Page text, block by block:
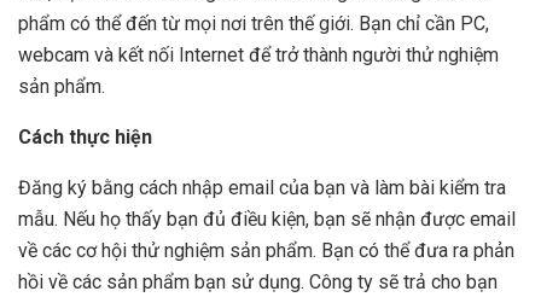
phẩm có thể đến từ mọi nơi trên thế giới. Bạn chỉ cần PC,
webcam và kết nối Internet để trở thành người thử nghiệm
sản phẩm.
Cách thực hiện
Đăng ký bằng cách nhập email của bạn và làm bài kiểm tra
mẫu. Nếu họ thấy bạn đủ điều kiện, bạn sẽ nhận được email
về các cơ hội thử nghiệm sản phẩm. Bạn có thể đưa ra phản
hồi về các sản phẩm bạn sử dụng. Công ty sẽ trả cho bạn